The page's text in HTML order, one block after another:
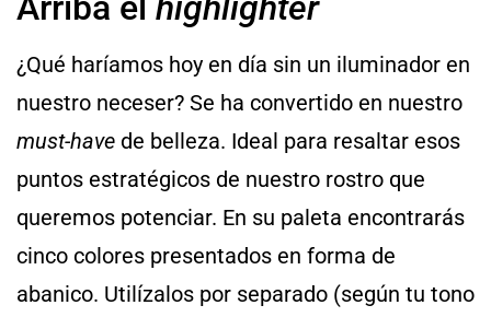
¿Qué haríamos hoy en día sin un iluminador en
nuestro neceser? Se ha convertido en nuestro
must-have de belleza. Ideal para resaltar esos
puntos estratégicos de nuestro rostro que
queremos potenciar. En su paleta encontrarás
cinco colores presentados en forma de
abanico. Utilízalos por separado (según tu tono